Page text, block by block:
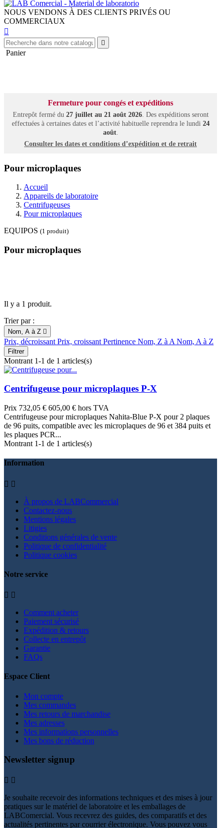
NOUS VENDONS À DES CLIENTS PRIVÉS OU
COMMERCIAUX


Panier
Fermeture pour congés et expéditions
Entrepôt fermé du 27 juillet au 21 août 2026. Des expéditions seront
effectuées à certaines dates et l’activité habituelle reprendra le lundi 24
août.
Consulter les dates et conditions d’expédition et de retrait
Pour microplaques
Accueil
Appareils de laboratoire
Centrifugeuses
Pour microplaques
EQUIPOS (1 produit)
Pour microplaques
Il y a 1 produit.
Trier par :
Nom, A à Z 
Prix, décroissant Prix, croissant Pertinence Nom, Z à A Nom, A à Z
Filtrer
Montrant 1-1 de 1 articles(s)
Centrifugeuse pour microplaques P-X
Prix 732,05 € 605,00 € hors TVA
Centrifugeuse pour microplaques Nahita-Blue P-X pour 2 plaques
de 96 puits, compatible avec les microplaques de 96 et 384 puits et
les plaques PCR...
Montrant 1-1 de 1 articles(s)
Information
 
À propos de LABCommercial
Contactez-nous
Mentions légales
Litigies
Conditions générales de vente
Politique de confidentialité
Politique cookies
Notre service
 
Comment acheter
Paiement sécurisé
Expédition & retours
Collecte en entrepôt
Garantie
FAQs
Espace Client
Mon compte
Mes commandes
Mes retours de marchandise
Mes adresses
Mes informations personnelles
Mes bons de réduction
Newsletter signup
 
Je souhaite recevoir des informations techniques et des mises à jour
pratiques sur le matériel de laboratoire et les emballages de
LABComercial. Vous recevrez des guides, des comparatifs et des
actualités pertinentes par courrier électronique. Vous pouvez vous